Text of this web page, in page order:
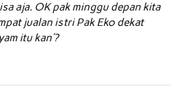
aja. OK pak minggu depan kita
jualan istri Pak Eko dekat
itu kan’?